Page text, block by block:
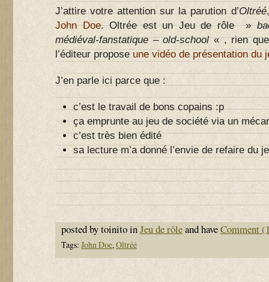
J’attire votre attention sur la parution d’Oltréé
John Doe. Oltrée est un Jeu de rôle »
médiéval-fanstatique – old-school« , rien
l’éditeur propose une vidéo de présentation du
J’en parle ici parce que :
c’est le travail de bons copains :p
ça emprunte au jeu de société via un
c’est très bien édité
sa lecture m’a donné l’envie de refaire du
posted by toinito inJeu de rôleand haveComment
Tags: John Doe,Oltréé